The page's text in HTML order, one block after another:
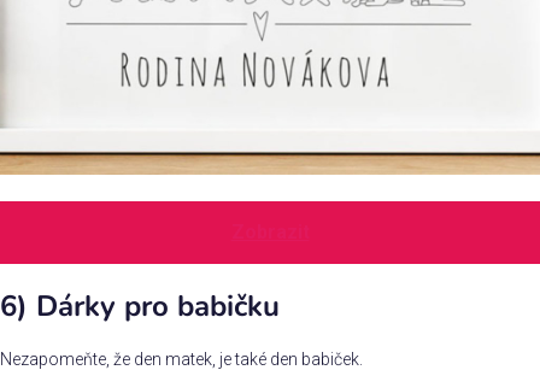
6) Dárky pro babičku
Nezapomeňte, že den matek, je také den babiček.